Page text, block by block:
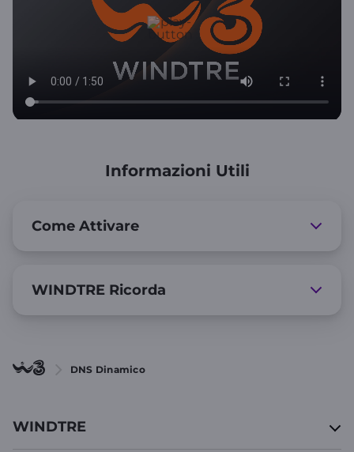
Informazioni Utili
Come Attivare
WINDTRE Ricorda
DNS Dinamico
WINDTRE